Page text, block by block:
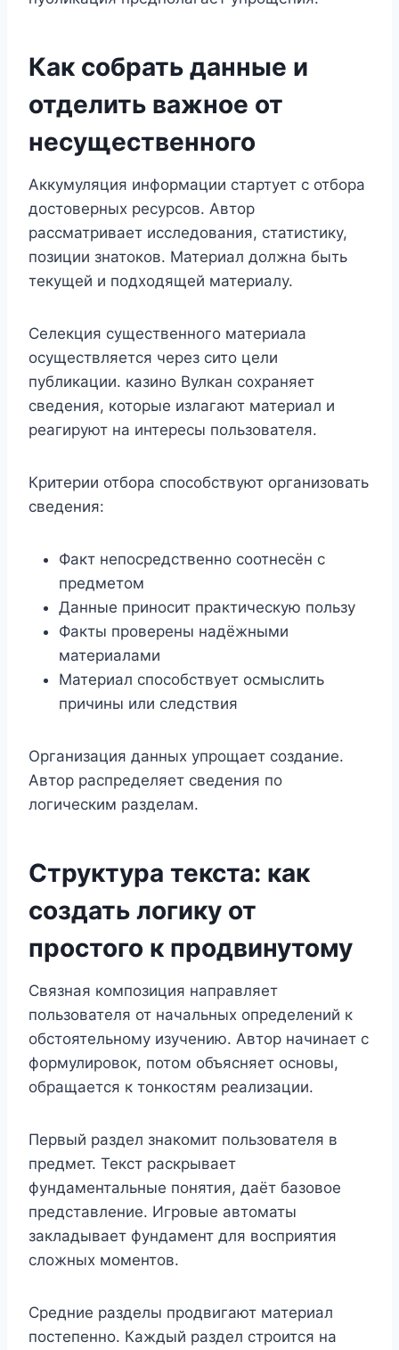
Как собрать данные и
отделить важное от
несущественного
Аккумуляция информации стартует с отбора
достоверных ресурсов. Автор
рассматривает исследования, статистику,
позиции знатоков. Материал должна быть
текущей и подходящей материалу.
Селекция существенного материала
осуществляется через сито цели
публикации. казино Вулкан сохраняет
сведения, которые излагают материал и
реагируют на интересы пользователя.
Критерии отбора способствуют организовать
сведения:
Факт непосредственно соотнесён с
предметом
Данные приносит практическую пользу
Факты проверены надёжными
материалами
Материал способствует осмыслить
причины или следствия
Организация данных упрощает создание.
Автор распределяет сведения по
логическим разделам.
Структура текста: как
создать логику от
простого к продвинутому
Связная композиция направляет
пользователя от начальных определений к
обстоятельному изучению. Автор начинает с
формулировок, потом объясняет основы,
обращается к тонкостям реализации.
Первый раздел знакомит пользователя в
предмет. Текст раскрывает
фундаментальные понятия, даёт базовое
представление. Игровые автоматы
закладывает фундамент для восприятия
сложных моментов.
Средние разделы продвигают материал
постепенно. Каждый раздел строится на